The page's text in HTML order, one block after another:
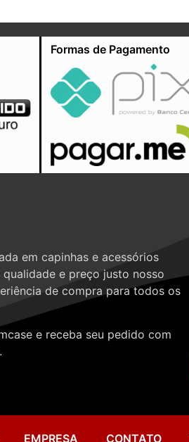
Formas de Pagamento
em capinhas e acessórios
e preço justo nosso
de compra para todos os
e receba seu pedido com
EMPRESA CONTATO